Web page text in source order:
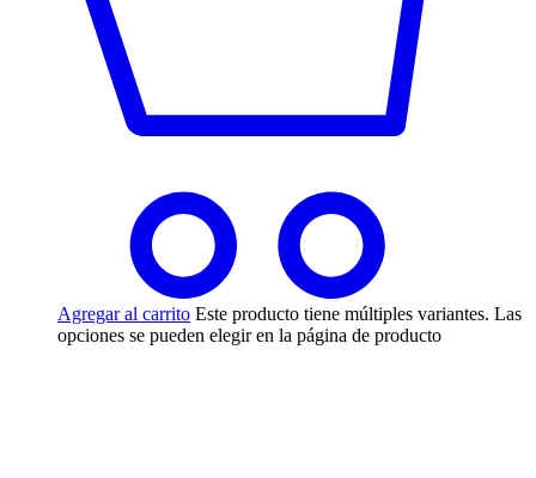
Agregar al carrito Este producto tiene múltiples variantes. Las
opciones se pueden elegir en la página de producto